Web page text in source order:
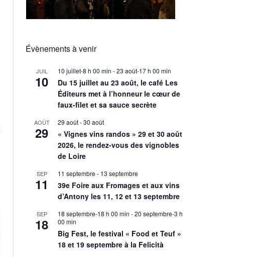
Évènements à venir
JUIL
10
10 juillet-8 h 00 min -23 août-17 h 00 min
Du 15 juillet au 23 août, le café Les
Éditeurs met à l’honneur le cœur de
faux-filet et sa sauce secrète
AOÛT
29
29 août-30 août
« Vignes vins randos » 29 et 30 août
2026, le rendez-vous des vignobles
de Loire
SEP
11
11 septembre - 13 septembre
39e Foire aux Fromages et aux vins
d’Antony les 11, 12 et 13 septembre
SEP
18
18 septembre-18 h 00 min -20 septembre-3 h
00 min
Big Fest, le festival « Food et Teuf »
18 et 19 septembre à la Felicità